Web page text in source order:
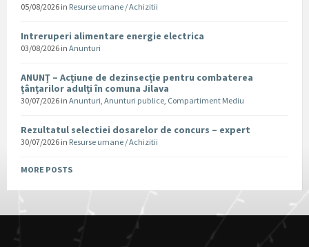
05/08/2026 in Resurse umane / Achizitii
Intreruperi alimentare energie electrica
03/08/2026 in Anunturi
ANUNȚ – Acțiune de dezinsecție pentru combaterea
țânțarilor adulți în comuna Jilava
30/07/2026 in Anunturi, Anunturi publice, Compartiment Mediu
Rezultatul selectiei dosarelor de concurs – expert
30/07/2026 in Resurse umane / Achizitii
MORE POSTS